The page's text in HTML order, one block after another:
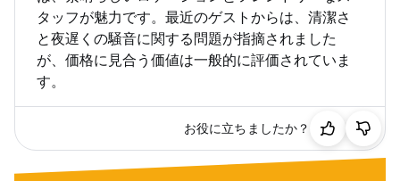
タッフが魅力です。最近のゲストからは、清潔さ
と夜遅くの騒音に関する問題が指摘されました
が、価格に見合う価値は一般的に評価されていま
す。
お役に立ちましたか？